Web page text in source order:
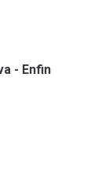
- Enfin